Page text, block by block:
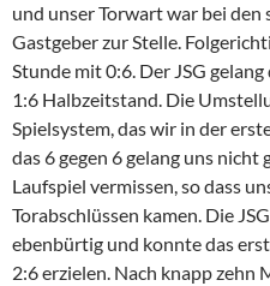
und unser Torwart war bei den
Gastgeber zur Stelle.
Stunde mit 0:6. Der JSG
1:6 Halbzeitstand. Die
Spielsystem, das wir in der
das 6 gegen 6 gelang uns
Laufspiel vermissen, so dass
Torabschlüssen kamen. Die
ebenbürtig und konnte das
2:6 erzielen. Nach knapp zehn